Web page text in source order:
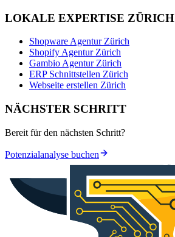
LOKALE EXPERTISE ZÜRICH
Shopware Agentur Zürich
Shopify Agentur Zürich
Gambio Agentur Zürich
ERP Schnittstellen Zürich
Webseite erstellen Zürich
NÄCHSTER SCHRITT
Bereit für den nächsten Schritt?
Potenzialanalyse buchen